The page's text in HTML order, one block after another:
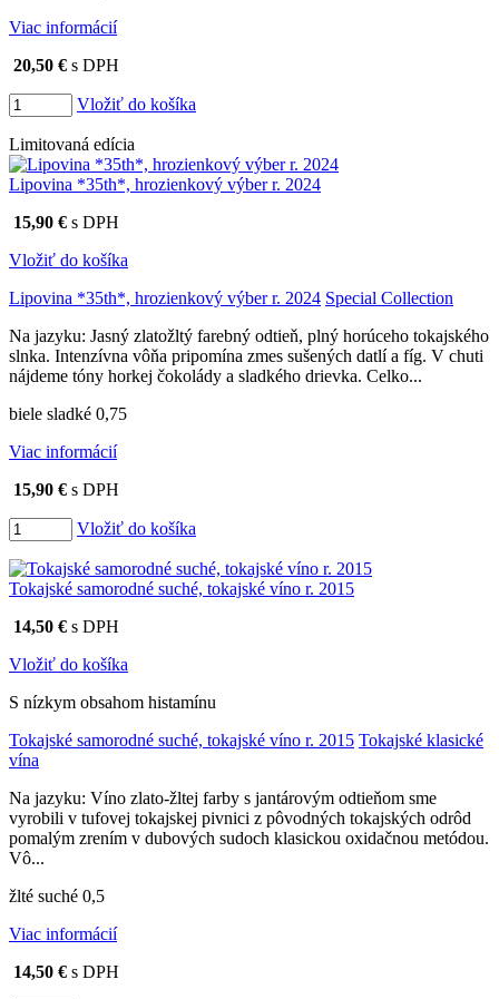
Viac informácií
20,50 € s DPH
Vložiť do košíka
Limitovaná edícia
Lipovina *35th*, hrozienkový výber r. 2024
15,90 € s DPH
Vložiť do košíka
Lipovina *35th*, hrozienkový výber r. 2024 Special Collection
Na jazyku: Jasný zlatožltý farebný odtieň, plný horúceho tokajského
slnka. Intenzívna vôňa pripomína zmes sušených datlí a fíg. V chuti
nájdeme tóny horkej čokolády a sladkého drievka. Celko...
biele sladké 0,75
Viac informácií
15,90 € s DPH
Vložiť do košíka
Tokajské samorodné suché, tokajské víno r. 2015
14,50 € s DPH
Vložiť do košíka
S nízkym obsahom histamínu
Tokajské samorodné suché, tokajské víno r. 2015 Tokajské klasické
vína
Na jazyku: Víno zlato-žltej farby s jantárovým odtieňom sme
vyrobili v tufovej tokajskej pivnici z pôvodných tokajských odrôd
pomalým zrením v dubových sudoch klasickou oxidačnou metódou.
Vô...
žlté suché 0,5
Viac informácií
14,50 € s DPH